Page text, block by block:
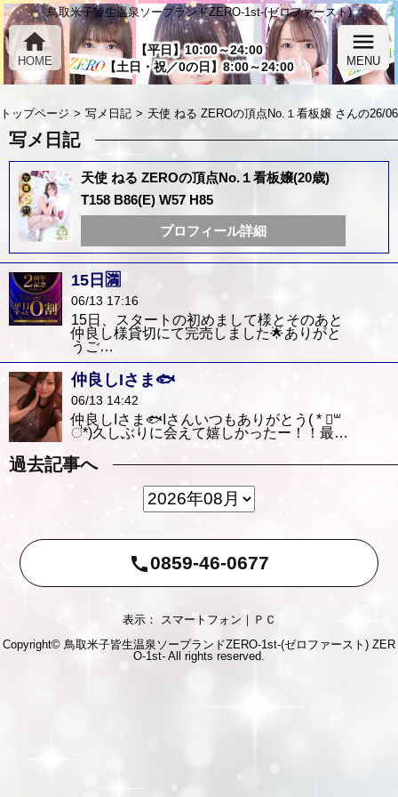
鳥取米子皆生温泉ソープランドZERO-1st-(ゼロファースト)
【平日】10:00～24:00
【土日・祝／0の日】8:00～24:00
home
HOME
menu
MENU
トップページ 写メ日記 天使 ねる ZEROの頂点No.１看板嬢 さんの26/
写メ日記
天使 ねる ZEROの頂点No.１看板嬢(20歳)
T158 B86(E) W57 H85
プロフィール詳細
15日🈵
06/13 17:16
15日、スタートの初めまして様とそのあと
仲良し様貸切にて完売しました🌟ありがと
うご…
仲良しIさま🐟
06/13 14:42
仲良しIさま🐟Iさんいつもありがとう( * ॑꒳
॑*)久しぶりに会えて嬉しかったー！！最…
過去記事へ
call0859-46-0677
表示： スマートフォン｜ ＰＣ
Copyright© 鳥取米子皆生温泉ソープランドZERO-1st-(ゼロファースト) ZER
O-1st- All rights reserved.